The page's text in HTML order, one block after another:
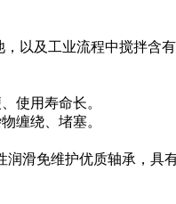
以及工业流程中搅拌含
使用寿命长。
缠绕、堵塞。
润滑免维护优质轴承，具